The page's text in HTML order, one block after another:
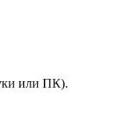
или ПК).